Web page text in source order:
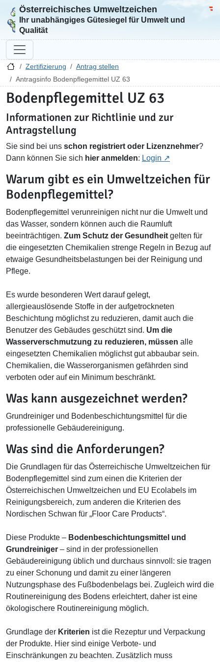
Zur Startseite
Österreichisches Umweltzeichen
Ihr unabhängiges Gütesiegel für Umwelt und
Qualität
Zertifizierung
Antrag stellen
Antragsinfo Bodenpflegemittel UZ 63
Bodenpflegemittel UZ 63
Informationen zur Richtlinie und zur
Antragstellung
Sie sind bei uns schon registriert oder Lizenznehmer?
Dann können Sie sich hier anmelden: Login
Warum gibt es ein Umweltzeichen für
Bodenpflegemittel?
Bodenpflegemittel verunreinigen nicht nur die Umwelt und
das Wasser, sondern können auch die Raumluft
beeinträchtigen. Zum Schutz der Gesundheit gelten für
die eingesetzten Chemikalien strenge Regeln in Bezug auf
etwaige Gesundheitsbelastungen bei der Reinigung und
Pflege.
Es wurde besonderen Wert darauf gelegt,
allergieauslösende Stoffe in der aufgetrockneten
Beschichtung möglichst zu reduzieren, damit auch die
Benutzer des Gebäudes geschützt sind. Um die
Wasserverschmutzung zu reduzieren, müssen alle
eingesetzten Chemikalien möglichst gut abbaubar sein.
Chemikalien, die Wasserorganismen gefährden sind
verboten oder auf ein Minimum beschränkt.
Was kann ausgezeichnet werden?
Grundreiniger und Bodenbeschichtungsmittel für die
professionelle Gebäudereinigung.
Was sind die Anforderungen?
Die Grundlagen für das Österreichische Umweltzeichen für
Bodenpflegemittel sind zum einen die Kriterien der
Österreichischen Umweltzeichen und EU Ecolabels im
Reinigungsbereich, zum anderen die Kriterien des
Nordischen Schwan für „Floor Care Products“.
Diese Produkte – Bodenbeschichtungsmittel und
Grundreiniger – sind in der professionellen
Gebäudereinigung üblich und durchaus sinnvoll: sie tragen
zu einer Schonung und damit zu einer längeren
Nutzungsphase des Fußbodenbelags bei. Zugleich wird die
Routinereinigung des Bodens erleichtert, daher ist eine
ökologischere Routinereinigung möglich.
Grundlage der Kriterien ist die Rezeptur und Verpackung
der Produkte. Hier sind einige Verbote- und
Einschränkungen zu beachten. Zusätzlich muss